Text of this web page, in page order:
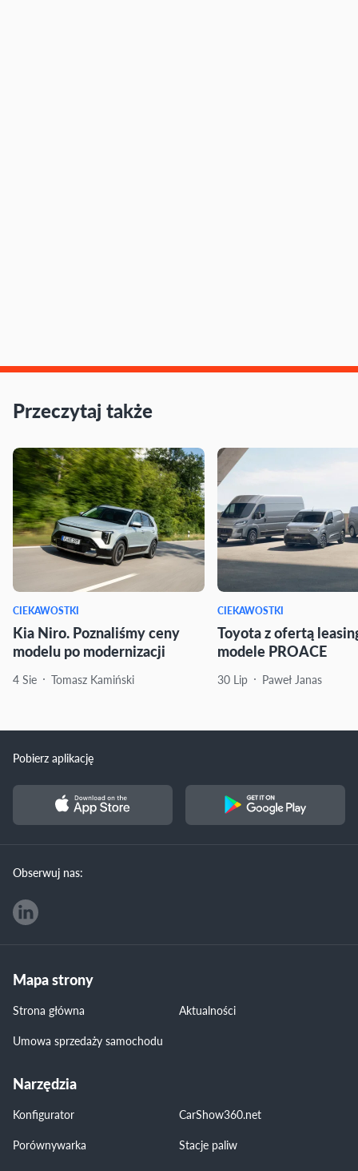
Przeczytaj także
CIEKAWOSTKI
Kia Niro. Poznaliśmy ceny
modelu po modernizacji
4 Sie Tomasz Kamiński
CIEKAWOSTKI
Toyota z ofertą
modele PROACE
30 Lip Paweł Janas
Pobierz aplikację
Obserwuj nas:
Mapa strony
Strona główna
Aktualności
Umowa sprzedaży samochodu
Narzędzia
Konfigurator
CarShow360.net
Porównywarka
Stacje paliw